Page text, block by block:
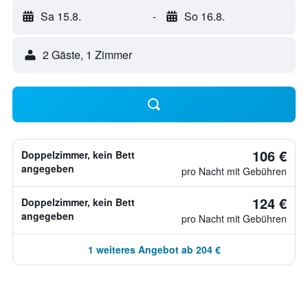
Sa 15.8. - So 16.8.
2 Gäste, 1 Zimmer
Doppelzimmer, kein Bett
angegeben
106 €
pro Nacht mit Gebühren
Doppelzimmer, kein Bett
angegeben
124 €
pro Nacht mit Gebühren
1 weiteres Angebot ab 204 €